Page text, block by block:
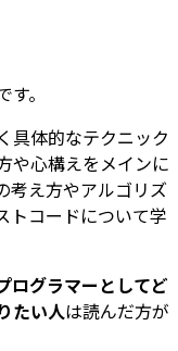
す。
具体的なテクニック
や心構えをメインに
考え方やアルゴリズ
トコードについて学
ログラマーとしてど
たい人は読んだ方が